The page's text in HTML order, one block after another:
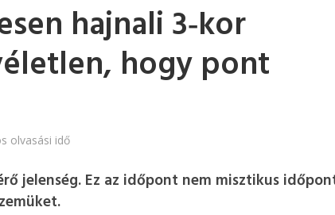
hajnali 3‑kor
hogy pont
olvasási idő
jelenség. Ez az időpont nem misztikus